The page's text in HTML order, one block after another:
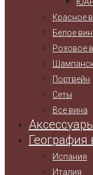
Красное
Белое
Розовое
Портвейн
Сеты
Все вина
География
Испания
Италия